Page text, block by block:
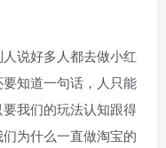
说好多人都去做小红
知道一句话，人只能
我们的玩法认知跟得
为什么一直做淘宝的